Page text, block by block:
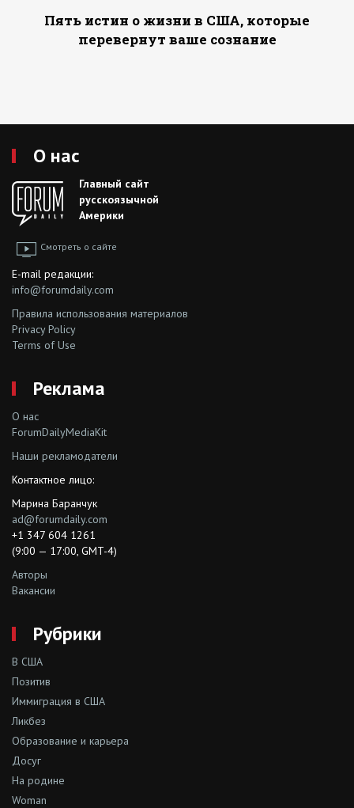
Пять истин о жизни в США, которые
перевернут ваше сознание
О нас
Главный сайт
русскоязычной
Америки
Смотреть о сайте
E-mail редакции:
info@forumdaily.com
Правила использования материалов
Privacy Policy
Terms of Use
Реклама
О нас
ForumDailyMediaKit
Наши рекламодатели
Контактное лицо:
Марина Баранчук
ad@forumdaily.com
+1 347 604 1261
(9:00 — 17:00, GMT-4)
Авторы
Вакансии
Рубрики
В США
Позитив
Иммиграция в США
Ликбез
Образование и карьера
Досуг
На родине
Woman